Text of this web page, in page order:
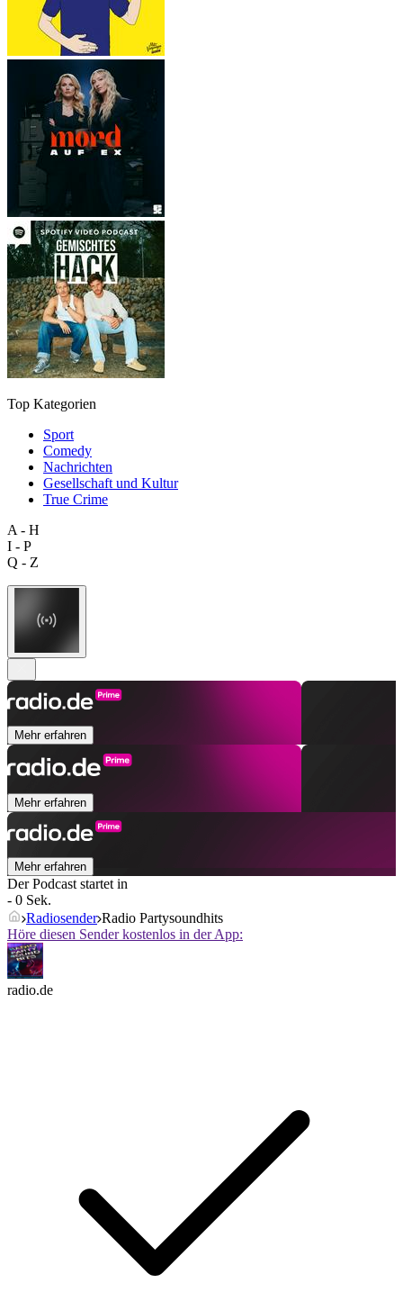
Top Kategorien
Sport
Comedy
Nachrichten
Gesellschaft und Kultur
True Crime
A - H
I - P
Q - Z
Mehr erfahren
Mehr erfahren
Mehr erfahren
Der Podcast startet in
- 0 Sek.
Radiosender Radio Partysoundhits
Höre diesen Sender kostenlos in der App:
radio.de